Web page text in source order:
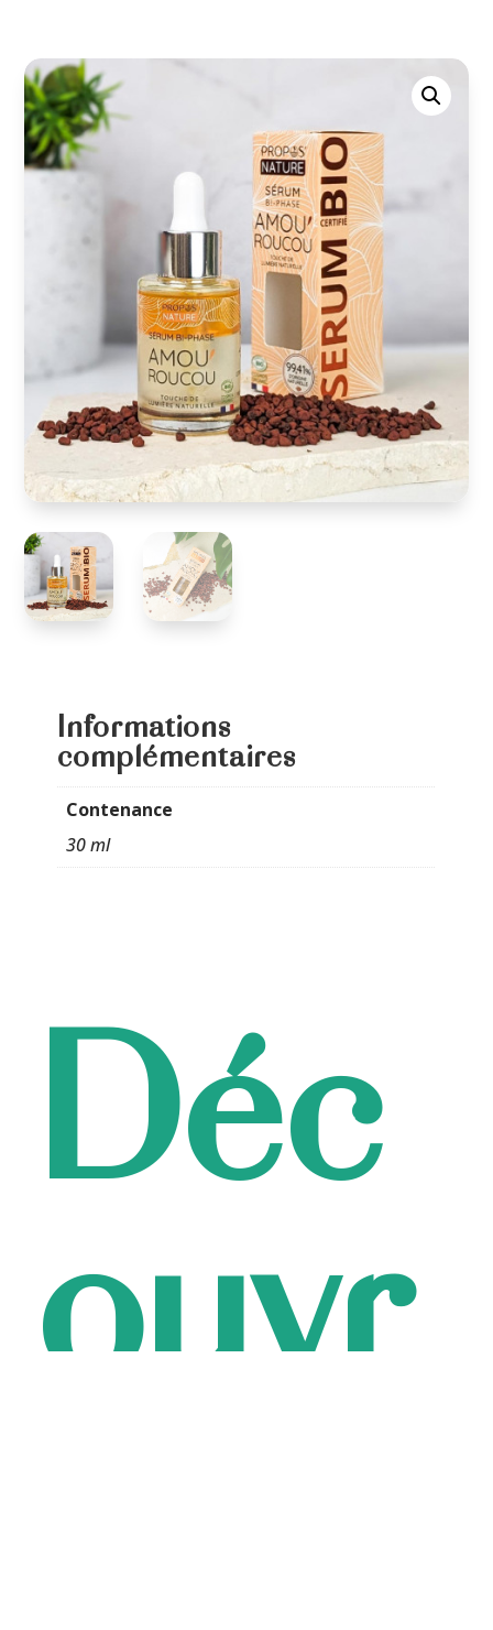
Informations
complémentaires
Contenance
30 ml
Déc
ouvr